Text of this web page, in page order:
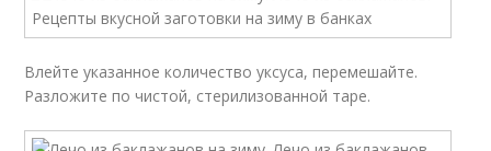
Влейте указанное количество уксуса, перемешайте.
Разложите по чистой, стерилизованной таре.